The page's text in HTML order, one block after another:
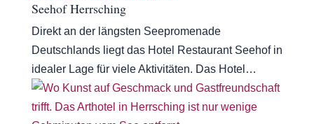
Seehof Herrsching
Direkt an der längsten Seepromenade
Deutschlands liegt das Hotel Restaurant Seehof in
idealer Lage für viele Aktivitäten. Das Hotel…